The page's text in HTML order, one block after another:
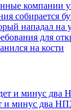
компании
собирается
нападал на
для
на кости
и минус два